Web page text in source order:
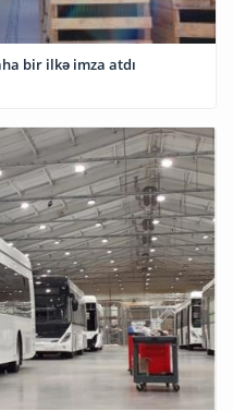
bir ilkə imza atdı